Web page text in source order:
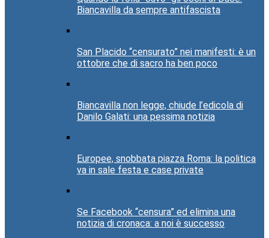
Biancavilla da sempre antifascista
San Placido “censurato” nei manifesti: è un
ottobre che di sacro ha ben poco
Biancavilla non legge, chiude l’edicola di
Danilo Galati: una pessima notizia
Europee, snobbata piazza Roma: la politica
va in sale festa e case private
Se Facebook “censura” ed elimina una
notizia di cronaca: a noi è successo